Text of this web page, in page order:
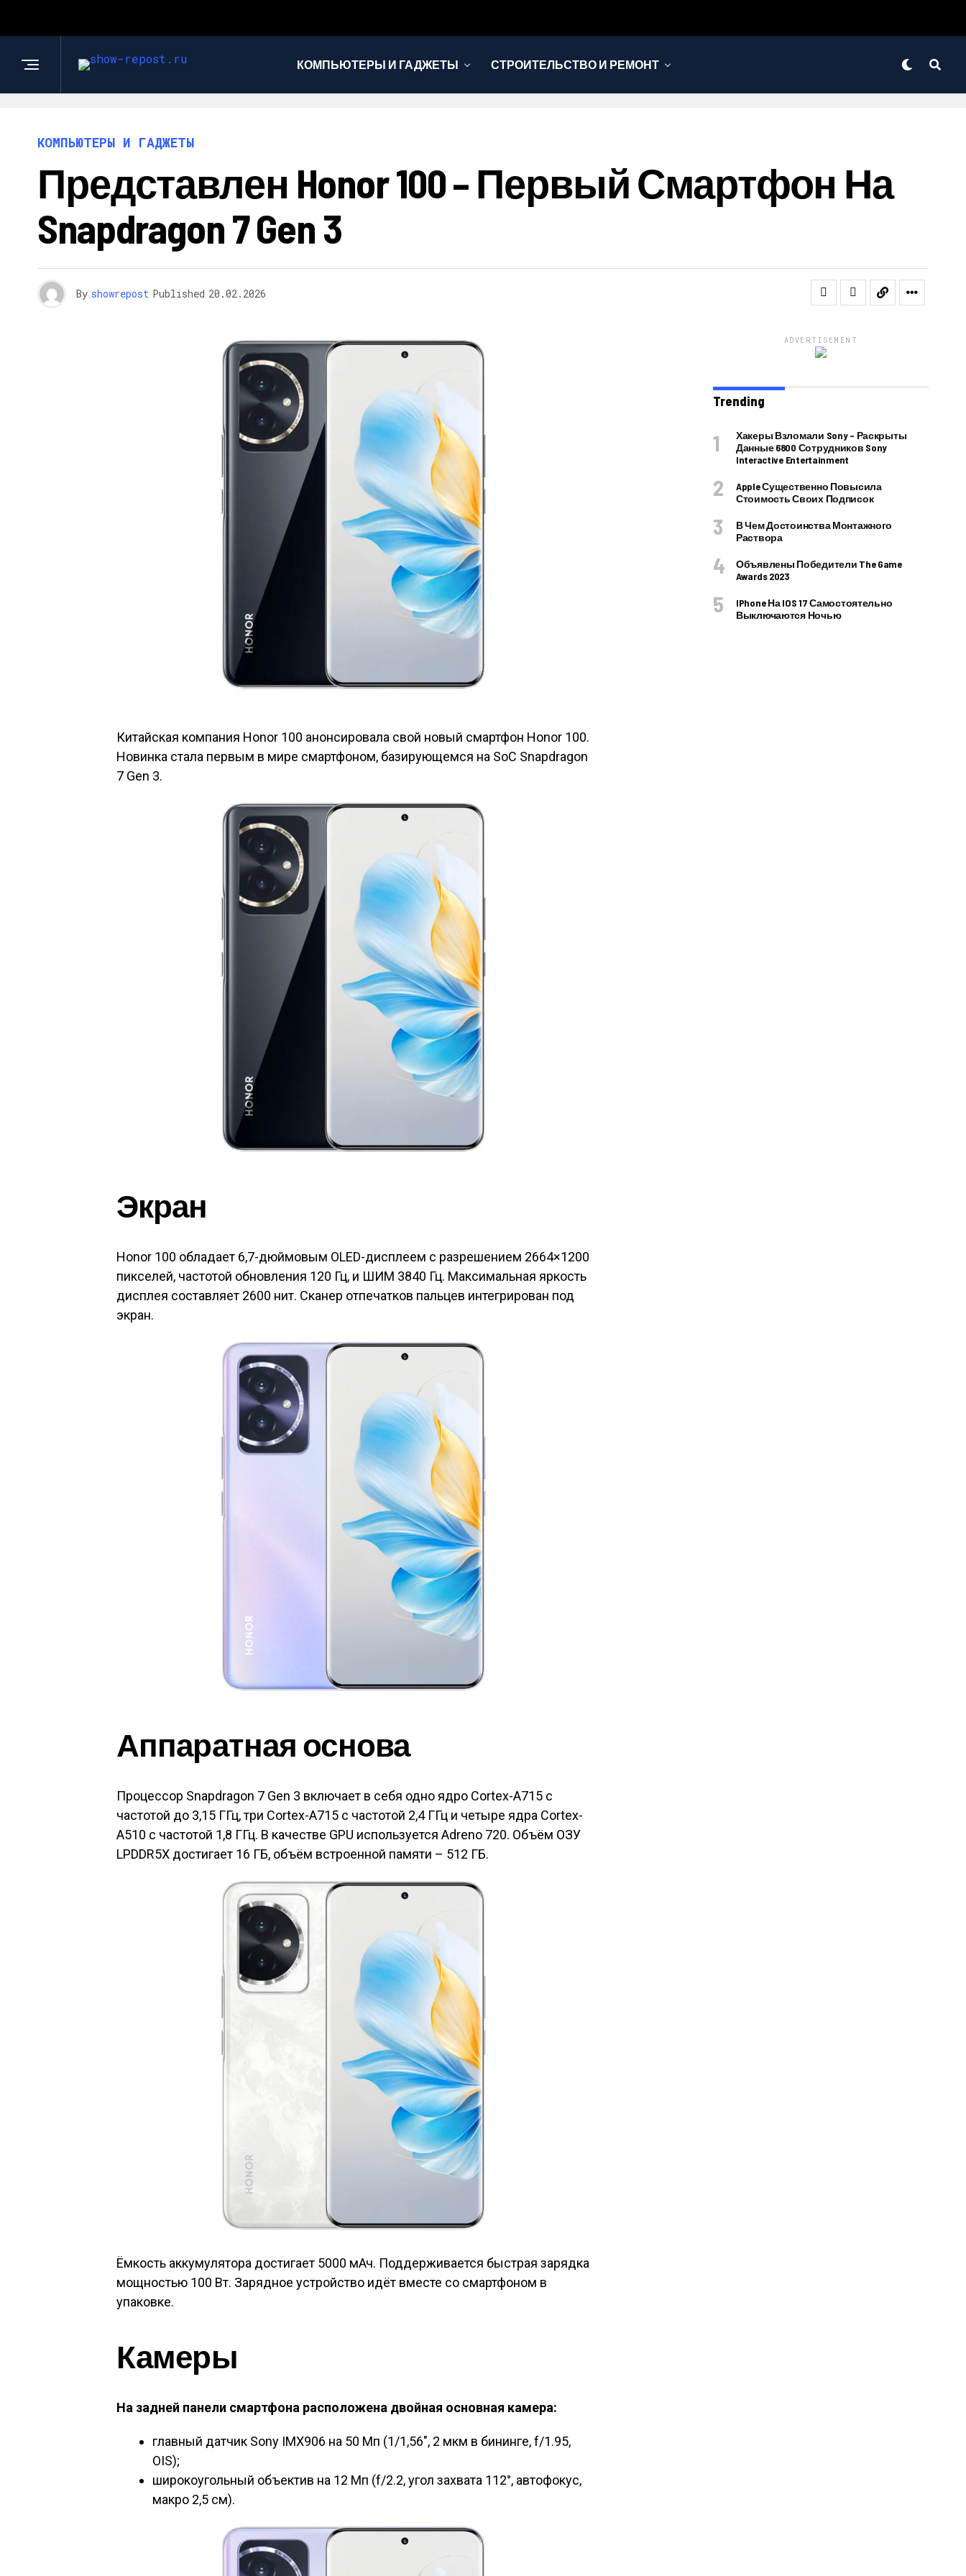
КОМПЬЮТЕРЫ И ГАДЖЕТЫ СТРОИТЕЛЬСТВО И РЕМОНТ
КОМПЬЮТЕРЫ И ГАДЖЕТЫ
Представлен Honor 100 – Первый Смартфон На
Snapdragon 7 Gen 3
By showrepost Published 20.02.2026
Китайская компания Honor 100 анонсировала свой новый смартфон Honor 100.
Новинка стала первым в мире смартфоном, базирующемся на SoC Snapdragon
7 Gen 3.
Экран
Honor 100 обладает 6,7-дюймовым OLED-дисплеем с разрешением 2664×1200
пикселей, частотой обновления 120 Гц, и ШИМ 3840 Гц. Максимальная яркость
дисплея составляет 2600 нит. Сканер отпечатков пальцев интегрирован под
экран.
Аппаратная основа
Процессор Snapdragon 7 Gen 3 включает в себя одно ядро Cortex-A715 с
частотой до 3,15 ГГц, три Cortex-A715 с частотой 2,4 ГГц и четыре ядра Cortex-
A510 с частотой 1,8 ГГц. В качестве GPU используется Adreno 720. Объём ОЗУ
LPDDR5X достигает 16 ГБ, объём встроенной памяти – 512 ГБ.
Ёмкость аккумулятора достигает 5000 мАч. Поддерживается быстрая зарядка
мощностью 100 Вт. Зарядное устройство идёт вместе со смартфоном в
упаковке.
Камеры
На задней панели смартфона расположена двойная основная камера:
главный датчик Sony IMX906 на 50 Мп (1/1,56″, 2 мкм в бининге, f/1.95,
OIS);
широкоугольный объектив на 12 Мп (f/2.2, угол захвата 112°, автофокус,
макро 2,5 см).
ADVERTISEMENT
Trending
Хакеры Взломали Sony – Раскрыты
Данные 6800 Сотрудников Sony
Interactive Entertainment
Apple Существенно Повысила
Стоимость Своих Подписок
В Чем Достоинства Монтажного
Раствора
Объявлены Победители The Game
Awards 2023
IPhone На IOS 17 Самостоятельно
Выключаются Ночью